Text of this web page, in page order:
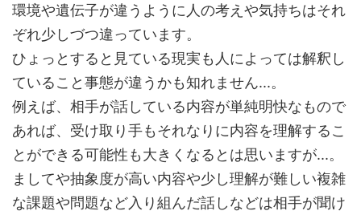
環境や遺伝子が違うように人の考えや気持ちはそれ
ぞれ少しづつ違っています。
ひょっとすると見ている現実も人によっては解釈し
ていること事態が違うかも知れません...。
例えば、相手が話している内容が単純明快なもので
あれば、受け取り手もそれなりに内容を理解するこ
とができる可能性も大きくなるとは思いますが...。
ましてや抽象度が高い内容や少し理解が難しい複雑
な課題や問題など入り組んだ話しなどは相手が聞け